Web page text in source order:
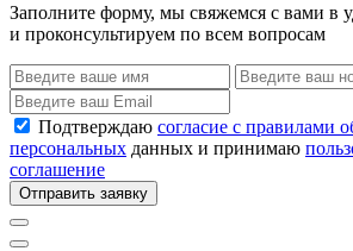
Заполните форму, мы свяжемся с вами в
и проконсультируем по всем вопросам
Подтверждаю согласие с правилами
персональных данных и принимаю
соглашение
Отправить заявку